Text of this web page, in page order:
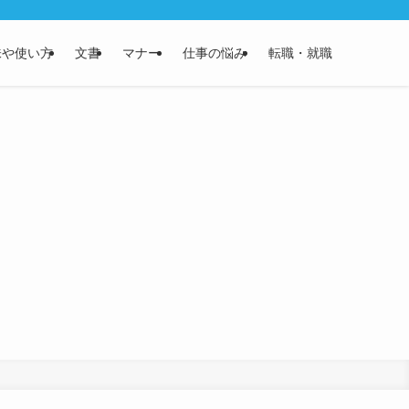
使い方 文書 マナー 仕事の悩み 転職・就職